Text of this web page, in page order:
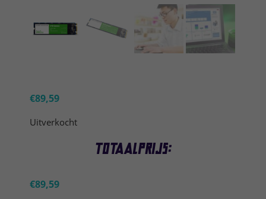
€89,59
Uitverkocht
Totaalprijs:
€89,59